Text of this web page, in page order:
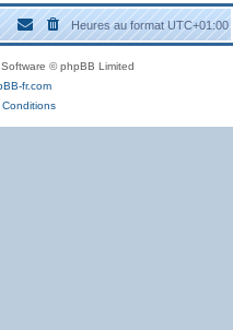
Heures au formatUTC+01:00
© phpBB Limited
fr.com
Conditions